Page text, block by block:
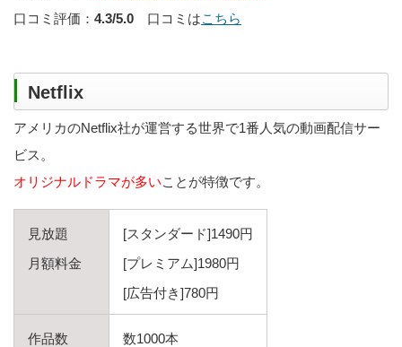
口コミ評価： 4.3/5.0 口コミはこちら
Netflix
アメリカのNetflix社が運営する世界で1番人気の動画配信サー
ビス。
オリジナルドラマが多いことが特徴です。
見放題
月額料金
[スタンダード]1490円
[プレミアム]1980円
[広告付き]780円
作品数 数1000本